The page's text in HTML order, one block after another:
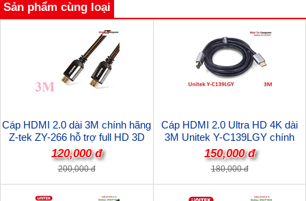
Sản phẩm cùng loại
Cáp HDMI 2.0 dài 3M chính hãng
Z-tek ZY-266 hỗ trợ full HD 3D
4Kx2k chất lượng cao
120,000 đ
200,000 đ
Cáp HDMI 2.0 Ultra HD 4K dài
3M Unitek Y-C139LGY chính
hãng
150,000 đ
180,000 đ